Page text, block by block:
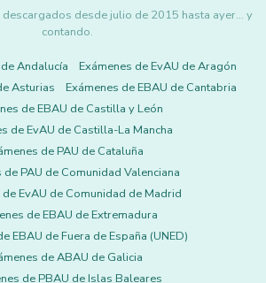
desde julio de 2015 hasta ayer... y
contando.
Andalucía
Exámenes de EvAU de Aragón
Asturias
Exámenes de EBAU de Cantabria
de EBAU de Castilla y León
de EvAU de Castilla-La Mancha
de PAU de Cataluña
de PAU de Comunidad Valenciana
de EvAU de Comunidad de Madrid
de EBAU de Extremadura
EBAU de Fuera de España (UNED)
de ABAU de Galicia
de PBAU de Islas Baleares